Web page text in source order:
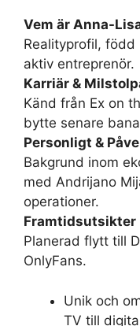
Vem är Anna-
Realityprofil, född
aktiv entreprenör.
Karriär &
Känd från Ex on
bytte senare
Personligt &
Bakgrund inom
med Andrijano
operationer.
Framtidsutsikter
Planerad flytt till
OnlyFans.
Unik och
TV till